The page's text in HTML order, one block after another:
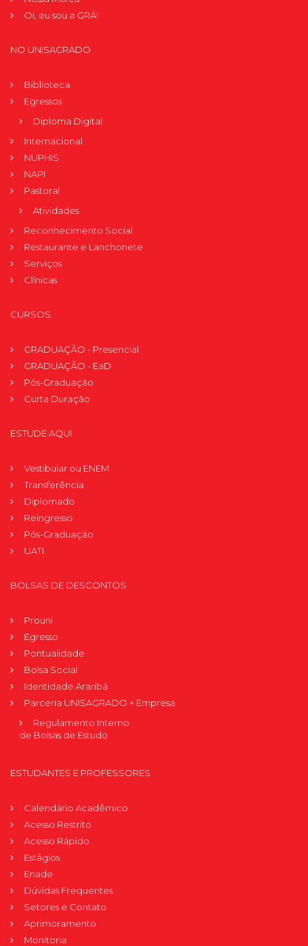
Oi, eu sou a GRÁ!
NO UNISAGRADO
Biblioteca
Egressos
Diploma Digital
Internacional
NUPHIS
NAPI
Pastoral
Atividades
Reconhecimento Social
Restaurante e Lanchonete
Serviços
Clínicas
CURSOS
GRADUAÇÃO - Presencial
GRADUAÇÃO - EaD
Pós-Graduação
Curta Duração
ESTUDE AQUI
Vestibular ou ENEM
Transferência
Diplomado
Reingresso
Pós-Graduação
UATI
BOLSAS DE DESCONTOS
Prouni
Egresso
Pontualidade
Bolsa Social
Identidade Araribá
Parceria UNISAGRADO + Empresa
Regulamento Interno
de Bolsas de Estudo
ESTUDANTES E PROFESSORES
Calendário Acadêmico
Acesso Restrito
Acesso Rápido
Estágios
Enade
Dúvidas Frequentes
Setores e Contato
Aprimoramento
Monitoria